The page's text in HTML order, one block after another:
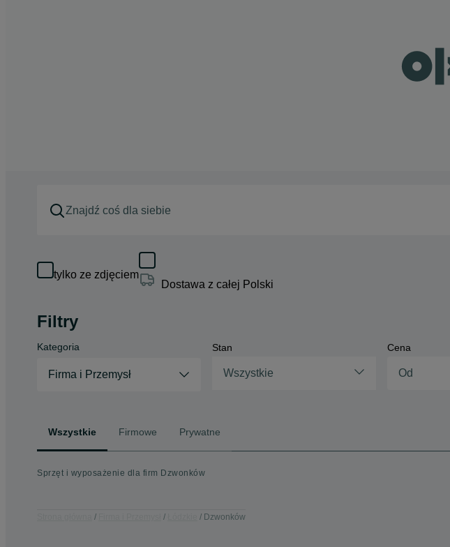
tylko ze zdjęciem
Dostawa z całej Polski
Filtry
Kategoria
Firma i Przemysł
Stan
Wszystkie
Cena
Wszystkie Firmowe Prywatne
Sprzęt i wyposażenie dla firm Dzwonków
Dzwonków